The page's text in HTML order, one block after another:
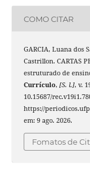
COMO CITAR
GARCIA, Luana dos
Castrillon. CARTAS
estruturado de
Currículo, [S. l.], v.
10.15687/
https://
em: 9 ago. 2026.
Fomatos de